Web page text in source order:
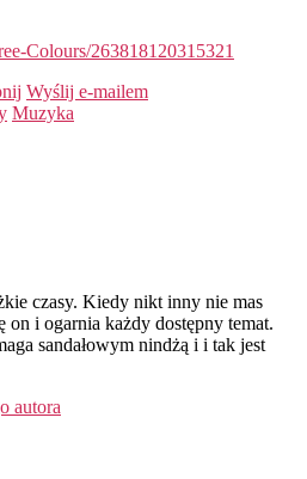
Colours/263818120315321
Wyślij e-mailem
Muzyka
czasy. Kiedy nikt inny nie mas
on i ogarnia każdy dostępny temat.
sandałowym nindżą i i tak jest
autora